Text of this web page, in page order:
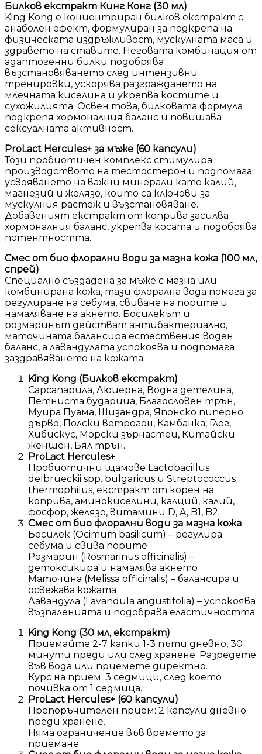
Билков екстракт Кинг Конг (30 мл)
King Kong е концентриран билков екстракт с
анаболен ефект, формулиран за подкрепа на
физическата издръжливост, мускулната маса и
здравето на ставите. Неговата комбинация от
адаптогенни билки подобрява
възстановяването след интензивни
тренировки, ускорява разграждането на
млечната киселина и укрепва костите и
сухожилията. Освен това, билковата формула
подкрепя хормоналния баланс и повишава
сексуалната активност.
ProLact Hercules+ за мъже (60 капсули)
Този пробиотичен комплекс стимулира
производството на тестостерон и подпомага
усвояването на важни минерали като калий,
магнезий и желязо, които са ключови за
мускулния растеж и възстановяване.
Добавеният екстракт от коприва засилва
хормоналния баланс, укрепва косата и подобрява
потентността.
Смес от био флорални води за мазна кожа (100 мл,
спрей)
Специално създадена за мъже с мазна или
комбинирана кожа, тази флорална вода помага за
регулиране на себума, свиване на порите и
намаляване на акнето. Босилекът и
розмаринът действат антибактериално,
маточината балансира естествения воден
баланс, а лавандулата успокоява и подпомага
заздравяването на кожата.
King Kong (Билков екстракт)
Сарсапарила, Люцерна, Водна детелина,
Петниста бударица, Благословен трън,
Муира Пуама, Шизандра, Японско пиперно
дърво, Полски ветрогон, Камбанка, Глог,
Хибискус, Морски зърнастец, Китайски
женшен, Бял трън.
ProLact Hercules+
Пробиотични щамове Lactobacillus
delbrueckii spp. bulgaricus и Streptococcus
thermophilus, екстракт от корен на
коприва, аминокиселини, калций, калий,
фосфор, желязо, витамини D, A, B1, B2.
Смес от био флорални води за мазна кожа
Босилек (Ocimum basilicum) – регулира
себума и свива порите
Розмарин (Rosmarinus officinalis) –
детоксикира и намалява акнето
Маточина (Melissa officinalis) – балансира и
освежава кожата
Лавандула (Lavandula angustifolia) – успокоява
възпаленията и подобрява еластичността
King Kong (30 мл, екстракт)
Приемайте 2-7 капки 1-3 пъти дневно, 30
минути преди или след хранене. Разредете
във вода или приемете директно.
Курс на прием: 3 седмици, след което
почивка от 1 седмица.
ProLact Hercules+ (60 капсули)
Препоръчителен прием: 2 капсули дневно
преди хранене.
Няма ограничение във времето за
приемане.